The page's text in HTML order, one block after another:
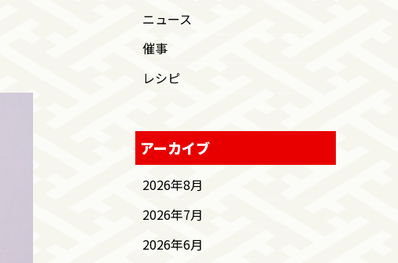
ニュース
催事
レシピ
アーカイブ
2026年8月
2026年7月
2026年6月